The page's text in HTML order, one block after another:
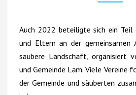
Auch 2022 beteiligte sich ein Teil
und Eltern an der gemeinsamen
saubere Landschaft, organisiert
und Gemeinde Lam. Viele Vereine
der Gemeinde und säuberten